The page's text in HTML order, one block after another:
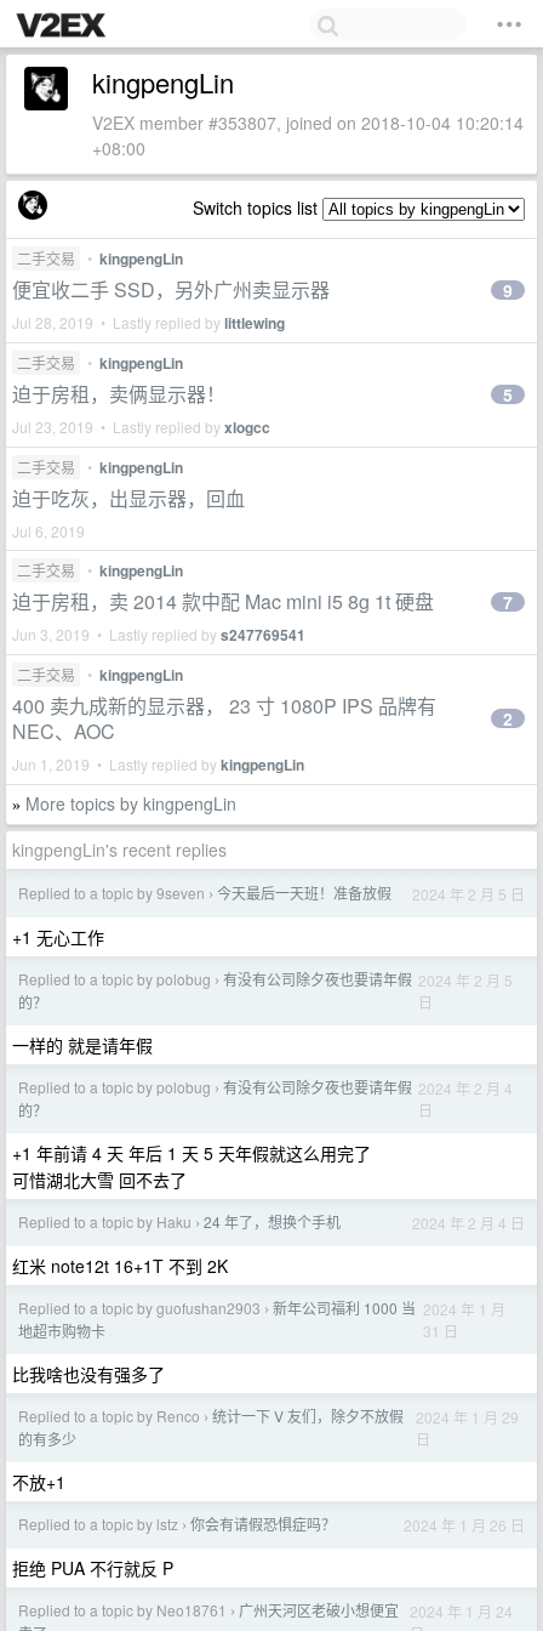
kingpengLin
V2EX member #353807, joined on 2018-10-04 10:20:14
+08:00
Switch topics list
二手交易 • kingpengLin
便宜收二手 SSD，另外广州卖显示器
Jul 28, 2019 • Lastly replied bylittlewing
9
二手交易 • kingpengLin
迫于房租，卖俩显示器！
Jul 23, 2019 • Lastly replied byxlogcc
5
二手交易 • kingpengLin
迫于吃灰，出显示器，回血
Jul 6, 2019
二手交易
• kingpengLin
迫于房租，卖 2014 款中配 Mac mini i5 8g 1t 硬盘
Jun 3, 2019 • Lastly replied bys247769541
7
二手交易 • kingpengLin
400 卖九成新的显示器， 23 寸 1080P IPS 品牌有
NEC、AOC
Jun 1, 2019 • Lastly replied bykingpengLin
2
» More topics by kingpengLin
kingpengLin's recent replies
Replied to a topic by 9seven › 今天最后一天班！准备放假 2024 年 2 月 5 日
+1 无心工作
Replied to a topic by polobug › 有没有公司除夕夜也要请年假
的？
2024 年 2 月 5
日
一样的 就是请年假
Replied to a topic by polobug › 有没有公司除夕夜也要请年假
的？
2024 年 2 月 4
日
+1 年前请 4 天 年后 1 天 5 天年假就这么用完了
可惜湖北大雪 回不去了
Replied to a topic by Haku › 24 年了，想换个手机 2024 年 2 月 4 日
红米 note12t 16+1T 不到 2K
Replied to a topic by guofushan2903 › 新年公司福利 1000 当
地超市购物卡
2024 年 1 月
31 日
比我啥也没有强多了
Replied to a topic by Renco › 统计一下 V 友们，除夕不放假
的有多少
2024 年 1 月 29
日
不放+1
Replied to a topic by lstz › 你会有请假恐惧症吗？ 2024 年 1 月 26 日
拒绝 PUA 不行就反 P
Replied to a topic by Neo18761 › 广州天河区老破小想便宜
2024 年 1 月 24